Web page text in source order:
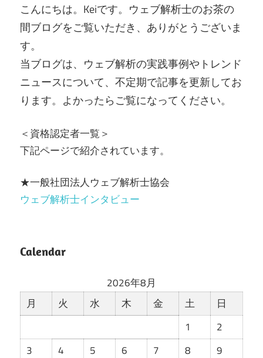
こんにちは。Keiです。ウェブ解析士のお茶の
間ブログをご覧いただき、ありがとうございま
す。
当ブログは、ウェブ解析の実践事例やトレンド
ニュースについて、不定期で記事を更新してお
ります。よかったらご覧になってください。
＜資格認定者一覧＞
下記ページで紹介されています。
★一般社団法人ウェブ解析士協会
ウェブ解析士インタビュー
Calendar
2026年8月
月
火 水 木 金 土 日
1
2
3
4 5 6 7 8
9